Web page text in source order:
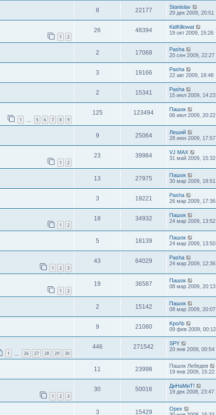
8 22177
Stanislav
29 дек 2009, 20:51
1 2
26 48394
KidKillowat
19 окт 2009, 15:26
2 17068
Pasha
20 сен 2009, 22:27
3 19166
Pasha
22 авг 2009, 18:48
2 15341
Pasha
15 июл 2009, 14:23
1 5 6 7 8 9
125 123494
Пашок
06 июл 2009, 20:22
9 25064
Леший
28 июн 2009, 17:57
1 2
23 39984
VJ MAX
31 май 2009, 15:32
13 27975
Пашок
30 мар 2009, 18:51
3 19221
Pasha
26 мар 2009, 17:36
1 2
18 34932
Пашок
24 мар 2009, 13:52
5 18139
Пашок
24 мар 2009, 13:50
1 2 3
43 64029
Pasha
24 мар 2009, 12:36
1 2
19 36587
Пашок
08 мар 2009, 20:13
2 15142
Пашок
08 мар 2009, 20:07
9 21080
Kpo/\b
09 фев 2009, 00:12
1 26 27 28 29 30
446 271542
SPY
20 янв 2009, 00:54
11 23998
Пашок Лебедев
19 янв 2009, 15:22
1 2 3
30 50016
ДиНаМиТ!
19 дек 2008, 23:47
3 15429
Орех